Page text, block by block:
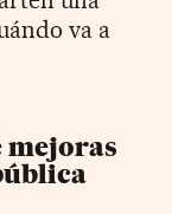
va a
mejoras